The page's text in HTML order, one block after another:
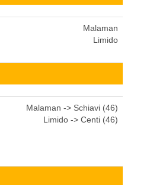
Malaman
Limido
Malaman -> Schiavi (46)
Limido -> Centi (46)